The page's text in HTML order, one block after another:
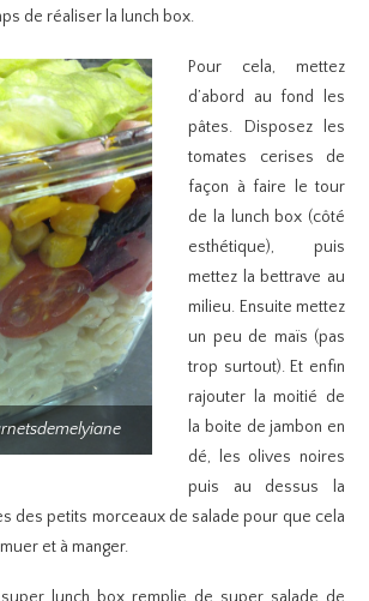
de réaliser la lunch box.
Pour cela, mettez
d’abord au fond les
pâtes. Disposez les
tomates cerises de
façon à faire le tour
de la lunch box (côté
esthétique), puis
mettez la bettrave au
milieu. Ensuite mettez
un peu de maïs (pas
trop surtout). Et enfin
rajouter la moitié de
la boite de jambon en
dé, les olives noires
puis au dessus la
des petits morceaux de salade pour que cela
et à manger.